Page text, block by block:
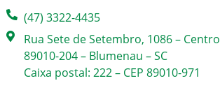
(47) 3322-4435
Rua Sete de Setembro, 1086 – Centro
89010-204 – Blumenau – SC
Caixa postal: 222 – CEP 89010-971